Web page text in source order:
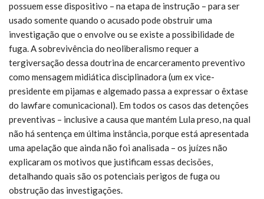
possuem esse dispositivo – na etapa de instrução – para ser
usado somente quando o acusado pode obstruir uma
investigação que o envolve ou se existe a possibilidade de
fuga. A sobrevivência do neoliberalismo requer a
tergiversação dessa doutrina de encarceramento preventivo
como mensagem midiática disciplinadora (um ex vice-
presidente em pijamas e algemado passa a expressar o êxtase
do lawfare comunicacional). Em todos os casos das detenções
preventivas – inclusive a causa que mantém Lula preso, na qual
não há sentença em última instância, porque está apresentada
uma apelação que ainda não foi analisada – os juízes não
explicaram os motivos que justificam essas decisões,
detalhando quais são os potenciais perigos de fuga ou
obstrução das investigações.